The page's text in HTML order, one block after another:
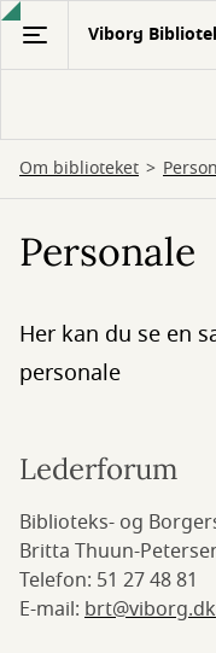
Gå
hovedindhold
Viborg
Om biblioteket
Personale
Her kan du se en
personale
Lederforum
Biblioteks- og
Britta Thuun-
Telefon: 51 27 48 81
E-mail: brt@viborg.dk